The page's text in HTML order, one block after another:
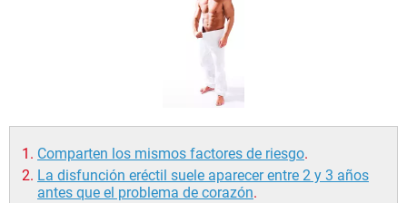
Comparten los mismos factores de riesgo.
La disfunción eréctil suele aparecer entre 2 y 3 años
antes que el problema de corazón.